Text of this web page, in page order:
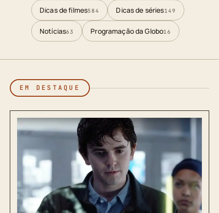
Dicas de filmes584 Dicas de séries149
Notícias63 Programação da Globo16
EM DESTAQUE